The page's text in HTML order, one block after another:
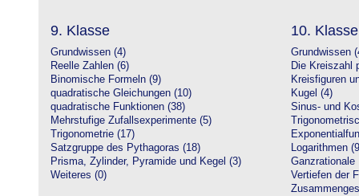
9. Klasse
Grundwissen (4)
Reelle Zahlen (6)
Binomische Formeln (9)
quadratische Gleichungen (10)
quadratische Funktionen (38)
Mehrstufige Zufallsexperimente (5)
Trigonometrie (17)
Satzgruppe des Pythagoras (18)
Prisma, Zylinder, Pyramide und Kegel (3)
Weiteres (0)
10. Klasse
Grundwissen
Die Kreiszahl
Kreisfiguren
Kugel (4)
Sinus- und
Logarithmen
Ganzrationale
Vertiefen der